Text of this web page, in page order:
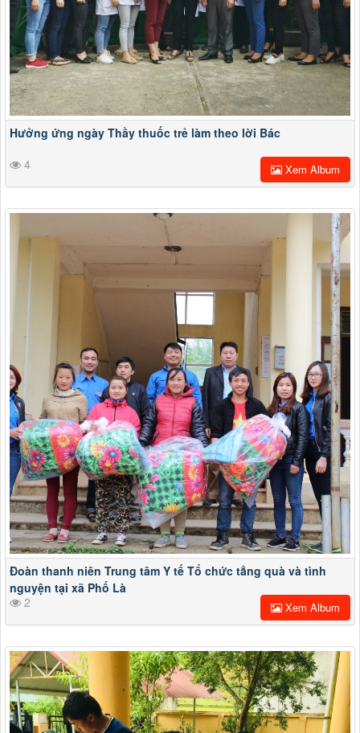
Hưởng ứng ngày Thầy thuốc trẻ làm theo lời Bác
4
Xem Album
Đoàn thanh niên Trung tâm Y tế Tổ chức tẳng quà và tình
nguyện tại xã Phố Là
2
Xem Album